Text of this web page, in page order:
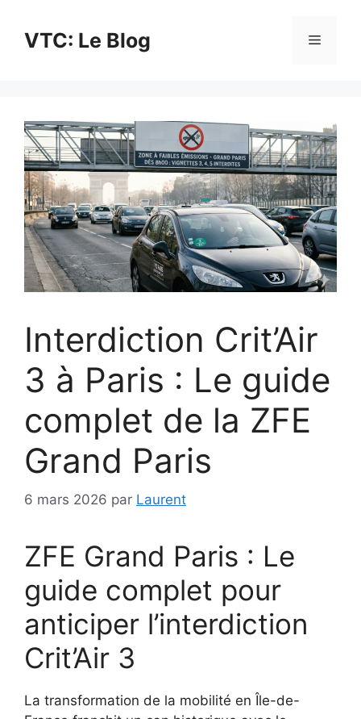
contenuVTC: Le Blog Menu
Interdiction Crit’Air
3 à Paris : Le guide
complet de la ZFE
Grand Paris
6 mars 2026 par Laurent
ZFE Grand Paris : Le
guide complet pour
anticiper l’interdiction
Crit’Air 3
La transformation de la mobilité en Île-de-